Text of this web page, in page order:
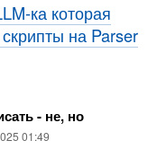
ка которая
на Parser
- не, но
01:49